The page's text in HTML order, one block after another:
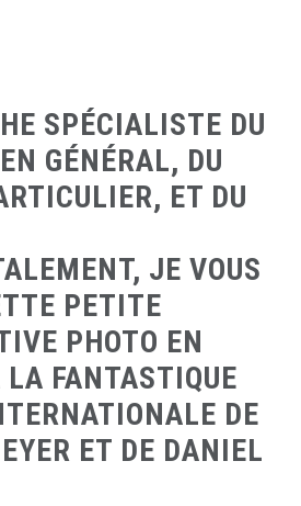
SPÉCIALISTE DU
GÉNÉRAL, DU
ET DU
JE VOUS
PETITE
PHOTO EN
FANTASTIQUE
DE
ET DE DANIEL